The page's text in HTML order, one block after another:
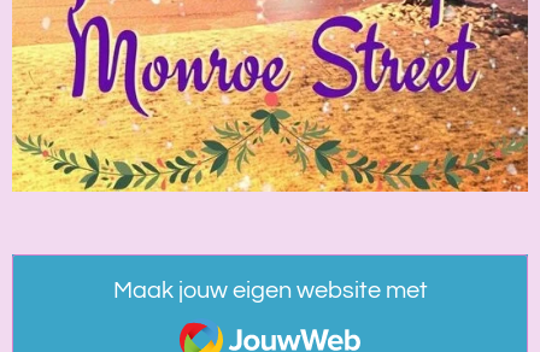
Maak jouw eigen website met
JouwWeb